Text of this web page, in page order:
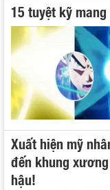
15 tuyệt kỹ
Xuất hiện mỹ
đến khung
hậu!